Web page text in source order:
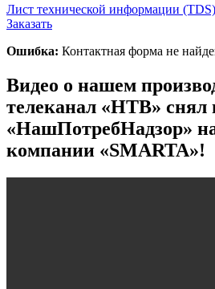
Лист технической информации (TDS)
Заказать
Ошибка: Контактная форма не
Видео о нашем
телеканал «НТВ» снял
«НашПотребНадзор»
компании «SMARTA»!